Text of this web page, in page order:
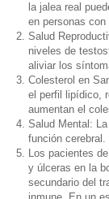
la jalea real
en personas con
Salud
niveles de
aliviar los
Colesterol en
el perfil lipídico,
aumentan el
Salud Mental:
función cerebral.
Los pacientes
y úlceras en la
secundario del